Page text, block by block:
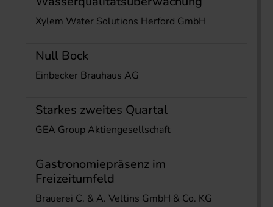
Xylem Water Solutions Herford GmbH
Null Bock
Einbecker Brauhaus AG
Starkes zweites Quartal
GEA Group Aktiengesellschaft
Gastronomiepräsenz im
Freizeitumfeld
Brauerei C. & A. Veltins GmbH & Co. KG